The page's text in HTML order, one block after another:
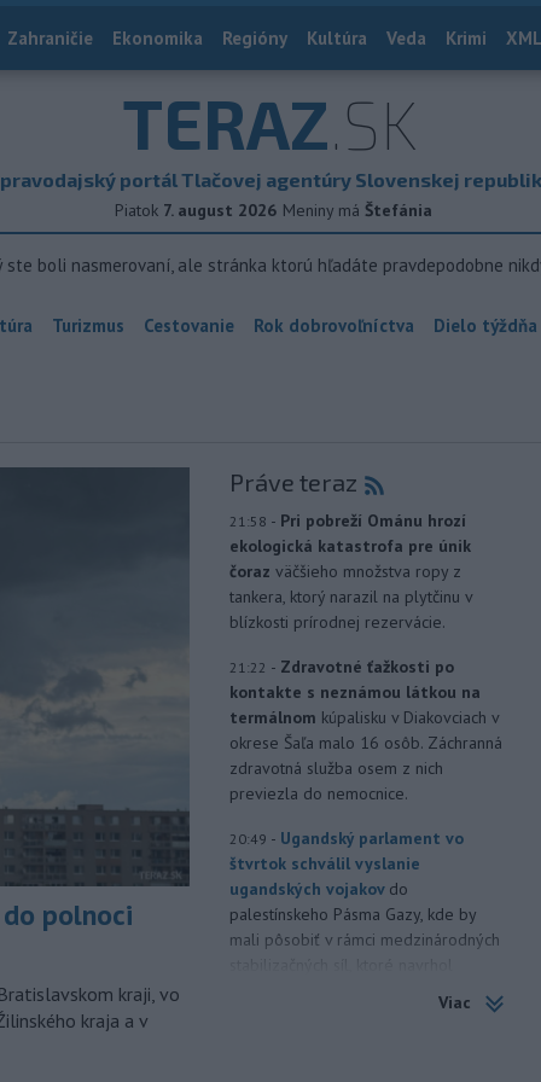
Zahraničie Ekonomika Regióny Kultúra Veda Krimi
TERAZ.SK
portál Tlačovej agentúry Slovenskej
Piatok 7. august 2026 Meniny má Štefánia
ste boli nasmerovaní, ale stránka ktorú hľadáte pravdepodobne
Turizmus Cestovanie Rok dobrovoľníctva Dielo týždňa
do polnoci
kraji, vo
kraja a v
Práve teraz
21:58 - Pri pobreží Ománu hrozí
ekologická katastrofa pre únik
čoraz väčšieho množstva ropy z
tankera, ktorý narazil na plytčinu v
blízkosti prírodnej rezervácie.
21:22 - Zdravotné ťažkosti po
kontakte s neznámou látkou na
termálnom kúpalisku v Diakovciach v
okrese Šaľa malo 16 osôb. Záchranná
zdravotná služba osem z nich
previezla do nemocnice.
20:49 - Ugandský parlament vo
štvrtok schválil vyslanie
ugandských vojakov do
palestínskeho Pásma Gazy, kde by
mali pôsobiť v rámci medzinárodných
Viac